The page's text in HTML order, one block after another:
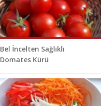
Bel İncelten Sağlıklı
Domates Kürü